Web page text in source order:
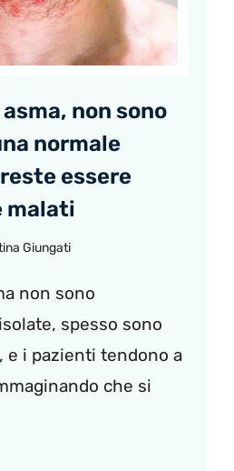
non sono
normale
essere
malati
Giungati
non sono
spesso sono
e i pazienti tendono a
che si